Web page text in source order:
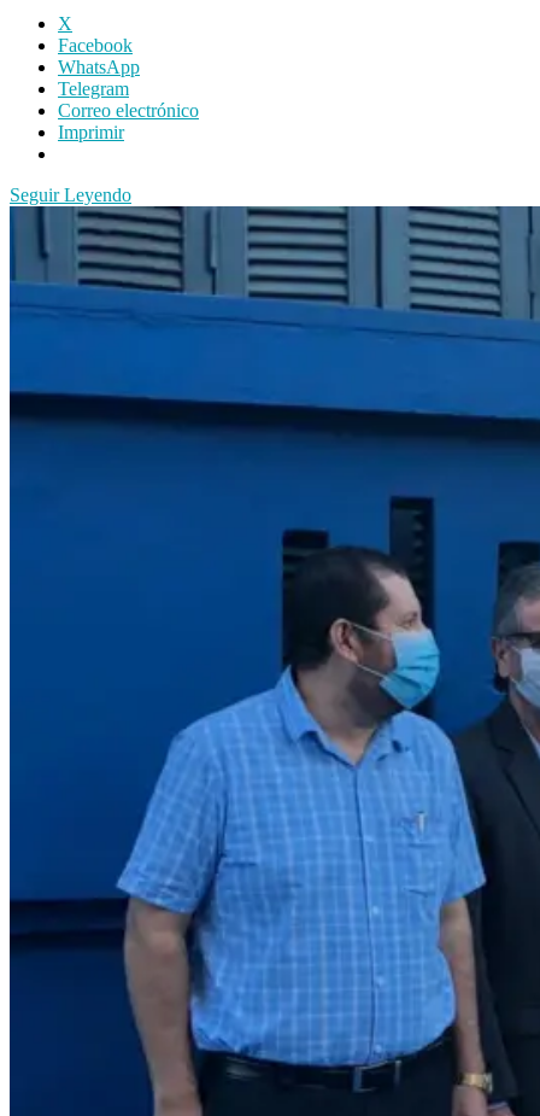
X
Facebook
WhatsApp
Telegram
Correo electrónico
Imprimir
Seguir Leyendo